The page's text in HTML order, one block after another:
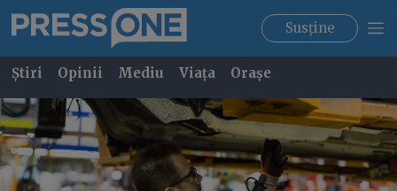
Susține
Știri Opinii Mediu Viața Orașe